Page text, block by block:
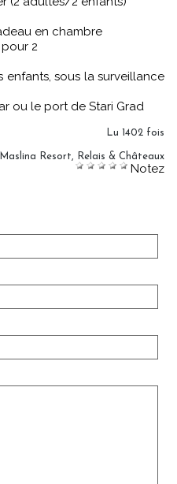
en chambre
2
enfants, sous la surveillance
ou le port de Stari Grad
Lu 1402 fois
Maslina Resort Relais & Châteaux
Notez